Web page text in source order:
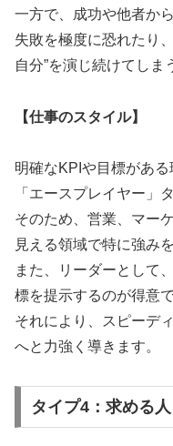
一方で、成功や他者か
失敗を極度に恐れたり
自分”を演じ続けてしま
【仕事のスタイル】
明確なKPIや目標がある
「エースプレイヤー」
そのため、営業、マー
見える領域で特に強み
また、リーダーとして
標を提示するのが得意で
それにより、スピーデ
へと力強く導きます。
タイプ4：求める人